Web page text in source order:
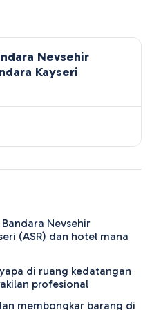
Nevsehir
Kayseri
Nevsehir
(ASR) dan hotel mana
di ruang kedatangan
profesional
membongkar barang di